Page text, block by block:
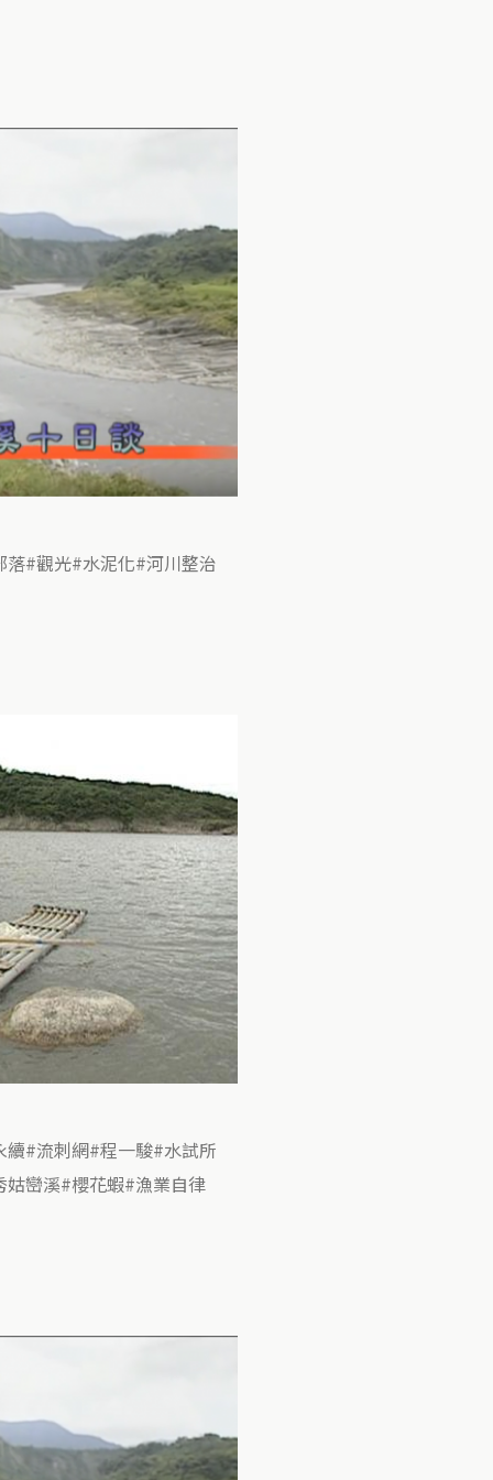
落 觀光 水泥化 河川整治
續 流刺網 程一駿 水試所
姑巒溪 櫻花蝦 漁業自律